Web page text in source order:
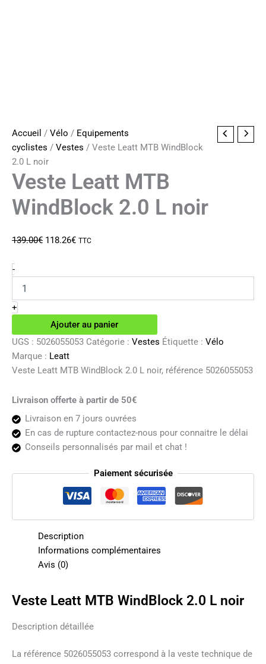
Accueil / Vélo / Equipements
cyclistes / Vestes / Veste Leatt MTB WindBlock
2.0 L noir
Veste Leatt MTB
WindBlock 2.0 L noir
139.00€ Le
118.26€Le
TTC
-quantité
de
Veste
Leatt
MTB
WindBlock
2.0
L
+
Ajouter au panier
UGS : 5026055053 Catégorie : Vestes Étiquette : Vélo
Marque : Leatt
Veste Leatt MTB WindBlock 2.0 L noir, référence 5026055053
Livraison offerte à partir de 50€
Livraison en 7 jours ouvrées
En cas de rupture contactez-nous pour connaitre le délai
Conseils personnalisés par mail et chat !
Paiement sécurisée
Description
Informations complémentaires
Avis (0)
Veste Leatt MTB WindBlock 2.0 L noir
Description détaillée
La référence 5026055053 correspond à la veste technique de